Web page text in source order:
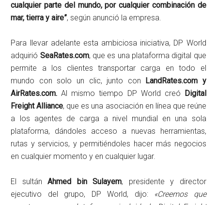
cualquier parte del mundo, por cualquier combinación de
mar, tierra y aire”, según anunció la empresa.
Para llevar adelante esta ambiciosa iniciativa, DP World
adquirió SeaRates.com, que es una plataforma digital que
permite a los clientes transportar carga en todo el
mundo con solo un clic, junto con LandRates.com y
AirRates.com. Al mismo tiempo DP World creó Digital
Freight Alliance, que es una asociación en línea que reúne
a los agentes de carga a nivel mundial en una sola
plataforma, dándoles acceso a nuevas herramientas,
rutas y servicios, y permitiéndoles hacer más negocios
en cualquier momento y en cualquier lugar.
El sultánAhmed bin Sulayem, presidente y director
ejecutivo del grupo, DP World, dijo: «Creemos que